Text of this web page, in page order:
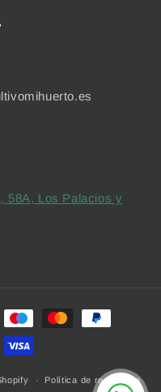
58A, Los Palacios y
Política de reembolso